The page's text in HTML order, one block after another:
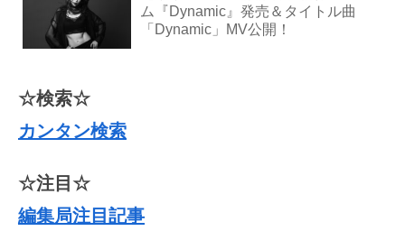
ム『Dynamic』発売＆タイトル曲
「Dynamic」MV公開！
☆検索☆
カンタン検索
☆注目☆
編集局注目記事